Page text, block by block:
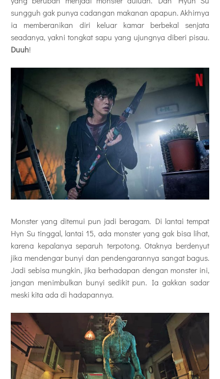
sungguh gak punya cadangan makanan apapun. Akhirnya
ia memberanikan diri keluar kamar berbekal senjata
seadanya, yakni tongkat sapu yang ujungnya diberi pisau.
Duuh!
Monster yang ditemui pun jadi beragam. Di lantai tempat
Hyn Su tinggal, lantai 15, ada monster yang gak bisa lihat,
karena kepalanya separuh terpotong. Otaknya berdenyut
jika mendengar bunyi dan pendengarannya sangat bagus.
Jadi sebisa mungkin, jika berhadapan dengan monster ini,
jangan menimbulkan bunyi sedikit pun. Ia gakkan sadar
meski kita ada di hadapannya.